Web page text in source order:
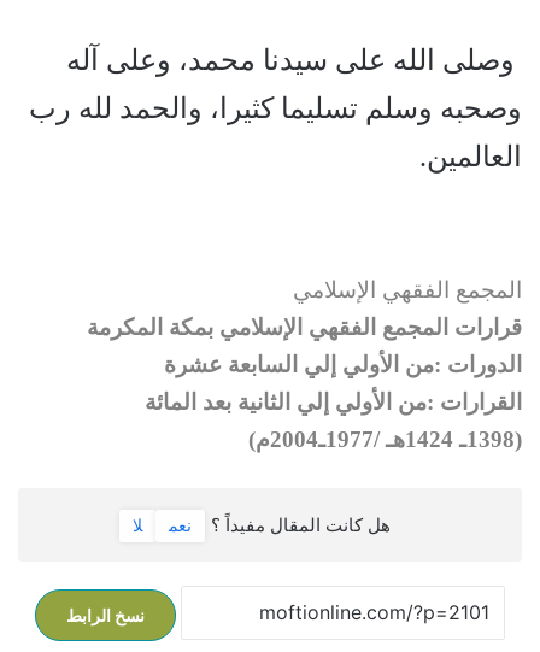
وصلى الله على سيدنا محمد، وعلى آله
وصحبه وسلم تسليما كثيرا، والحمد لله رب
العالمين.
المجمع الفقهي الإسلامي
قرارات المجمع الفقهي الإسلامي بمكة المكرمة
الدورات :من الأولي إلي السابعة عشرة
القرارات :من الأولي إلي الثانية بعد المائة
(1398ـ 1424هـ /1977ـ2004م)
هل كانت المقال مفيداً ؟ نعم لا
نسخ الرابط